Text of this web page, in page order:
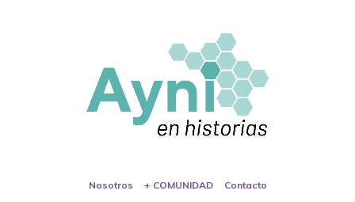
Nosotros + COMUNIDAD Contacto